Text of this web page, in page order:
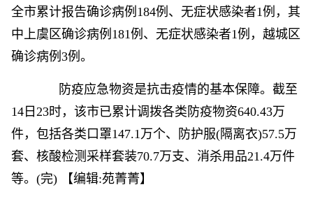
全市累计报告确诊病例184例、无症状感染者1例，其
中上虞区确诊病例181例、无症状感染者1例，越城区
确诊病例3例。
防疫应急物资是抗击疫情的基本保障。截至
14日23时，该市已累计调拨各类防疫物资640.43万
件，包括各类口罩147.1万个、防护服(隔离衣)57.5万
套、核酸检测采样套装70.7万支、消杀用品21.4万件
等。(完)
【编辑:苑菁菁】